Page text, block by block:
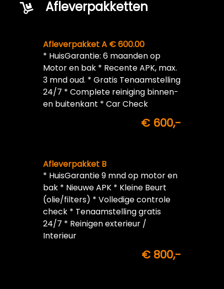
Afleverpakketten
Afleverpakket A € 600.00
* HuisGarantie: 6 maanden op
Motor en bak * Recente APK, max.
3 mnd oud. * Gratis Tenaamstelling
24/7 * Complete reiniging binnen-
en buitenkant * Car Check
€ 600,-
Afleverpakket B
* HuisGarantie 9 mnd op motor en
bak * Nieuwe APK * Kleine Beurt
(olie/filters) * Volledige controle
check * Tenaamstelling gratis
24/7 * Reinigen exterieur /
Interieur
€ 800,-